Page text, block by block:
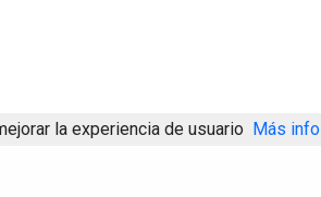
la experiencia de usuario Más info